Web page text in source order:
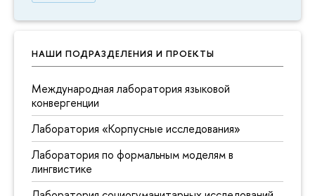
НАШИ ПОДРАЗДЕЛЕНИЯ И ПРОЕКТЫ
Международная лаборатория языковой
конвергенции
Лаборатория «Корпусные исследования»
Лаборатория по формальным моделям в
лингвистике